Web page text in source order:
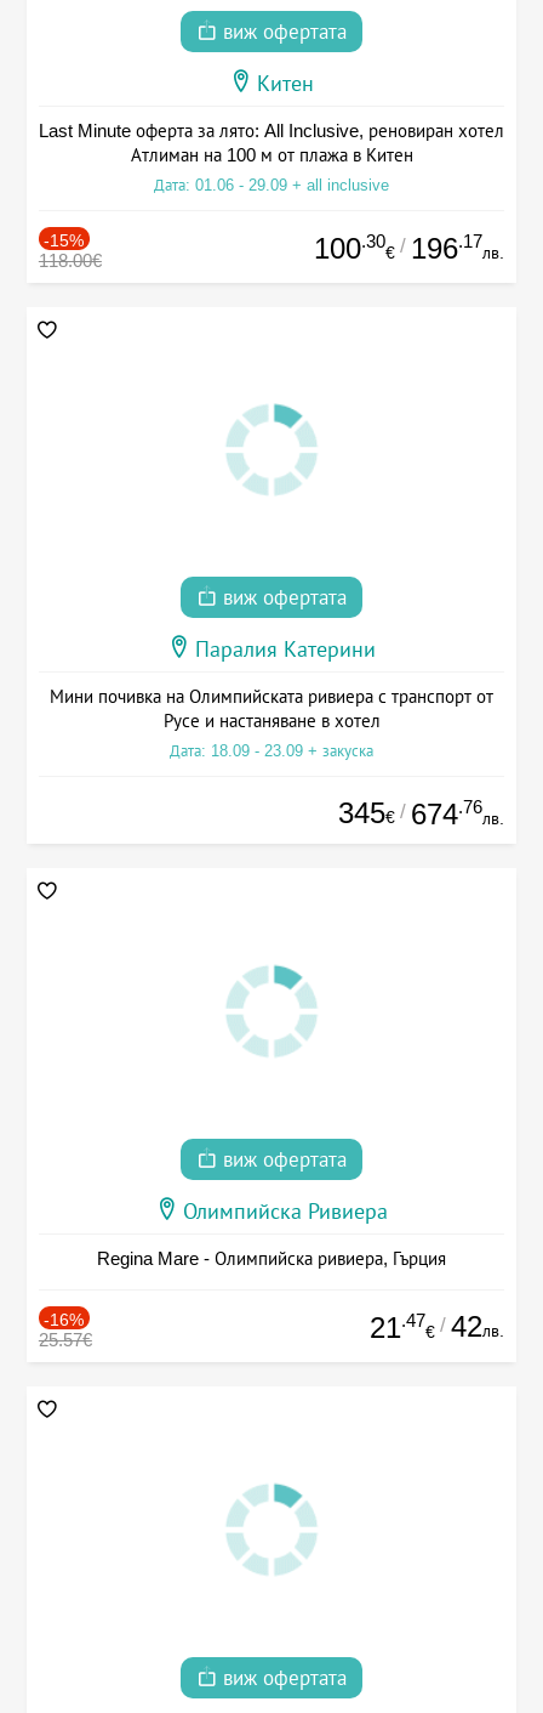
виж офертата
Китен
Last Minute оферта за лято: All Inclusive, реновиран хотел
Атлиман на 100 м от плажа в Китен
Дата: 01.06 - 29.09 + all inclusive
-15%
118.00€ 100.30
€ / 196.17
лв.
виж офертата
Паралия Катерини
Мини почивка на Олимпийската ривиера с транспорт от
Русе и настаняване в хотел
Дата: 18.09 - 23.09 + закуска
345€ / 674.76
лв.
виж офертата
Олимпийска Ривиера
Regina Mare - Олимпийска ривиера, Гърция
-16%
25.57€ 21.47
€ / 42лв.
виж офертата